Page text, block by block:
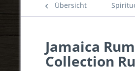
Übersicht
Jamaica
Collection